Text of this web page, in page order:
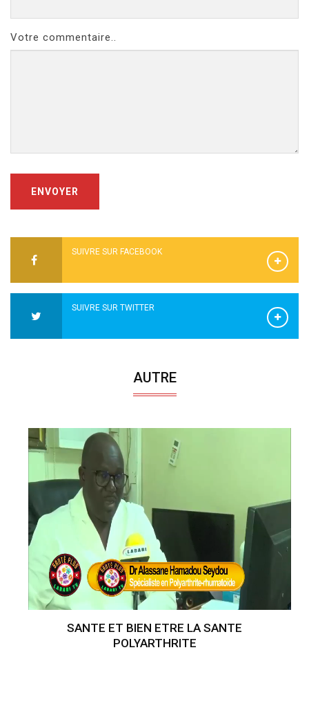
Votre commentaire..
ENVOYER
SUIVRE SUR FACEBOOK
SUIVRE SUR TWITTER
AUTRE
SANTE ET BIEN ETRE LA SANTE
POLYARTHRITE